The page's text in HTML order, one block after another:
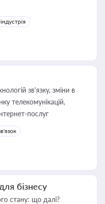
зв'язку, зміни в
телекомунікацій,
послуг
бізнесу
стану: що далі?